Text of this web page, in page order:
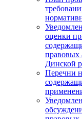
оценки
правовых
Динской
Перечни